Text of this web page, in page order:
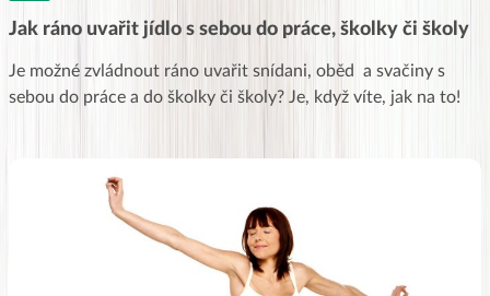
Jak ráno uvařit jídlo s sebou do práce, školky či školy
Je možné zvládnout ráno uvařit snídani, oběd a svačiny s
sebou do práce a do školky či školy? Je, když víte, jak na to!